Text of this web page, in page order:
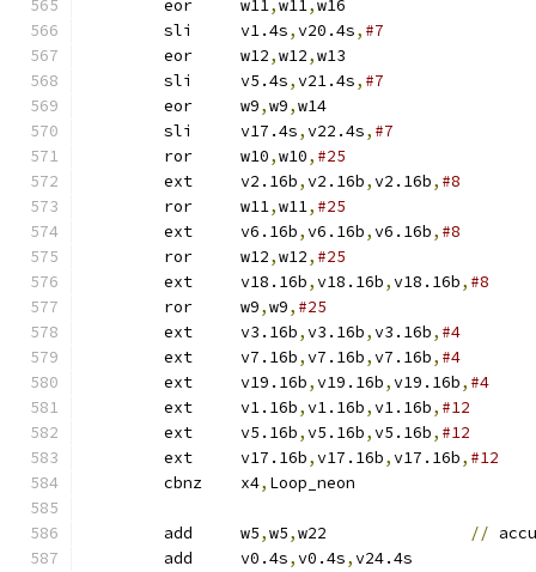
	eor	w11
,w11,w16
	sli	v1.4s
,v20.4s, #7
	eor	w12
,w12,w13
	sli	v5.4s
,v21.4s, #7
	eor	w9
,w9,w14
	sli	v17.4s
,v22.4s, #7
	ror	w10
,w10, #25
	ext	v2.16b
,v2.16b,v2.16b, #8
	ror	w11
,w11, #25
	ext	v6.16b
,v6.16b,v6.16b, #8
	ror	w12
,w12, #25
	ext	v18.16b
,v18.16b,v18.16b, #8
	ror	w9
,w9, #25
	ext	v3.16b
,v3.16b,v3.16b, #4
	ext	v7.16b
,v7.16b,v7.16b, #4
	ext	v19.16b
,v19.16b,v19.16b, #4
	ext	v1.16b
,v1.16b,v1.16b, #12
	ext	v5.16b
,v5.16b,v5.16b, #12
	ext	v17.16b
,v17.16b,v17.16b, #12
	cbnz	x4
, Loop_neon
	add	w5
,w5, //
	add	v0.4s
,v0.4s,v24.4s